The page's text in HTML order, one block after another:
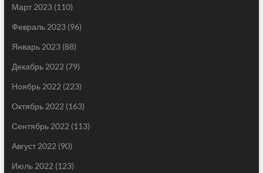
Март 2023(110)
Февраль 2023(96)
Январь 2023(88)
Декабрь 2022 (79)
Ноябрь 2022 (223)
Октябрь 2022 (163)
Сентябрь 2022 (113)
Август 2022 (90)
Июль 2022 (123)